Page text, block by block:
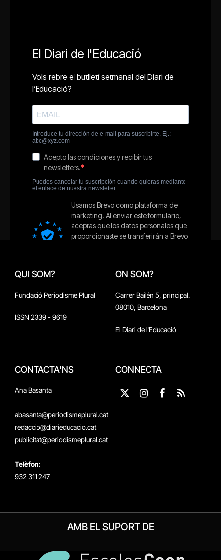
QUI SOM?
Fundació Periodisme Plural
ISSN 2339 - 9619
ON SOM?
Carrer Bailén 5, principal.
08010, Barcelona
El Diari de l'Educació
CONTACTA'NS
Ana Basanta
abasanta@periodismeplural.cat
redaccio@diarieducacio.cat
publicitat@periodismeplural.cat
Telèfon:
932 311 247
CONNECTA
X
Instagram
Facebook
RSS
AMB EL SUPORT DE